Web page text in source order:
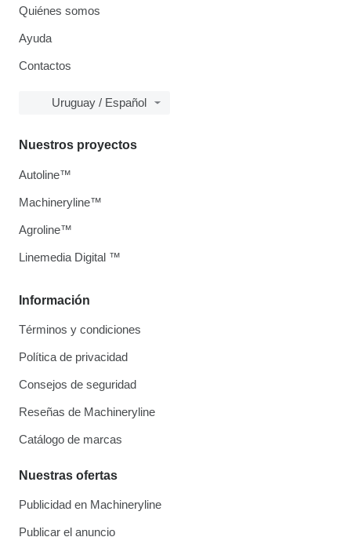
Quiénes somos
Ayuda
Contactos
Uruguay / Español
Información
Términos y condiciones
Política de privacidad
Consejos de seguridad
Reseñas de Machineryline
Catálogo de marcas
Nuestras ofertas
Publicidad en Machineryline
Publicar el anuncio
Nuestros proyectos
Autoline™
Machineryline™
Agroline™
Linemedia Digital ™